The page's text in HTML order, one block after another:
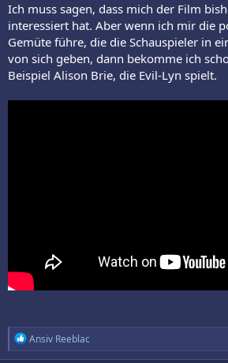
Ich muss sagen, dass mich der Film
interessiert hat. Aber wenn ich mir die
Gemüte führe, die die Schauspieler in
von sich geben, dann bekomme ich
Beispiel Alison Brie, die Evil-Lyn spielt.
R
e
Ansiv Reeblac